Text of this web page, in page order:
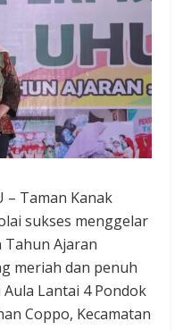
– Taman Kanak
sukses menggelar
Tahun Ajaran
meriah dan penuh
Lantai 4 Pondok
Coppo, Kecamatan